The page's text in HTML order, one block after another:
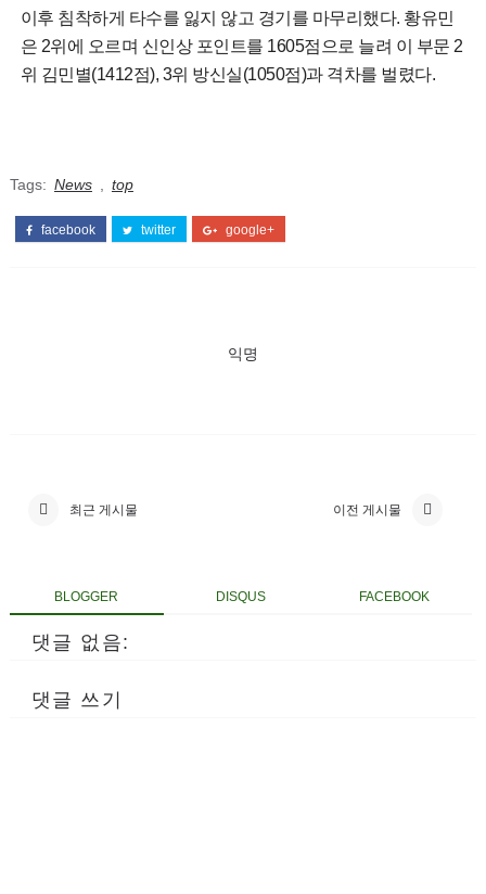
이후 침착하게 타수를 잃지 않고 경기를 마무리했다. 황유민
은 2위에 오르며 신인상 포인트를 1605점으로 늘려 이 부문 2
위 김민별(1412점), 3위 방신실(1050점)과 격차를 벌렸다.
Tags: News top
facebook twitter google+
익명
최근 게시물 이전 게시물
BLOGGER DISQUS FACEBOOK
댓글 없음:
댓글 쓰기